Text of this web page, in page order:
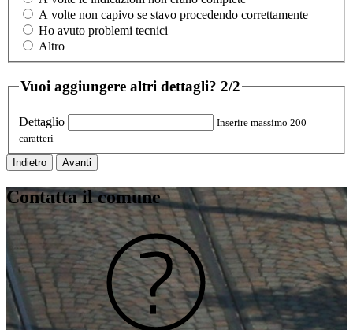
A volte non capivo se stavo procedendo correttamente
Ho avuto problemi tecnici
Altro
Vuoi aggiungere altri dettagli? 2/2
Dettaglio
Inserire massimo 200
caratteri
Indietro Avanti
Contatta il comune